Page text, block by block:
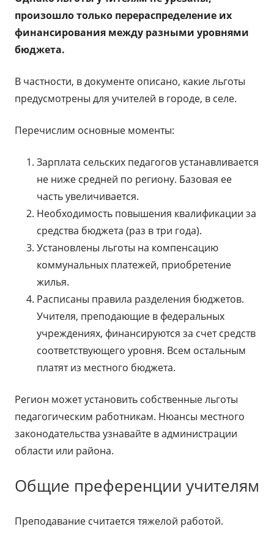
произошло только перераспределение их
финансирования между разными уровнями
бюджета.
В частности, в документе описано, какие льготы
предусмотрены для учителей в городе, в селе.
Перечислим основные моменты:
Зарплата сельских педагогов устанавливается
не ниже средней по региону. Базовая ее
часть увеличивается.
Необходимость повышения квалификации за
средства бюджета (раз в три года).
Установлены льготы на компенсацию
коммунальных платежей, приобретение
жилья.
Расписаны правила разделения бюджетов.
Учителя, преподающие в федеральных
учреждениях, финансируются за счет средств
соответствующего уровня. Всем остальным
платят из местного бюджета.
Регион может установить собственные льготы
педагогическим работникам. Нюансы местного
законодательства узнавайте в администрации
области или района.
Общие преференции учителям
Преподавание считается тяжелой работой.